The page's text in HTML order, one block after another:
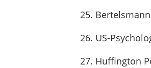
US-
Huffington